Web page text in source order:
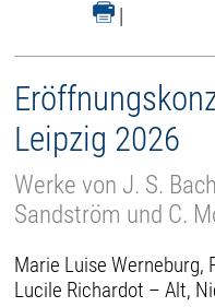
|
Leipzig 2026
Werke von J. S.
Sandström und C.
Marie Luise Werneburg,
Lucile Richardot – Alt,